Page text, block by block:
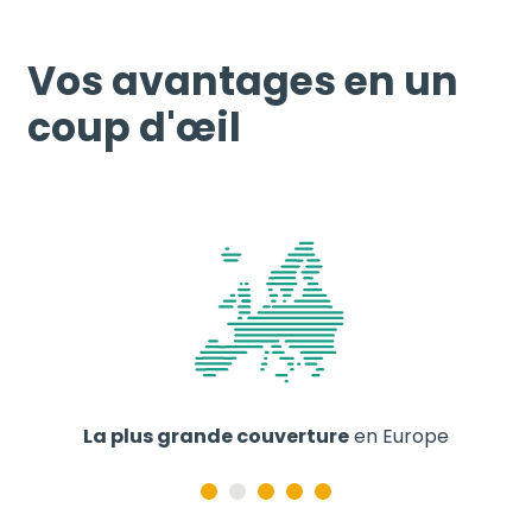
Vos avantages en un
coup d'œil
La plus grande couvertureen Europe